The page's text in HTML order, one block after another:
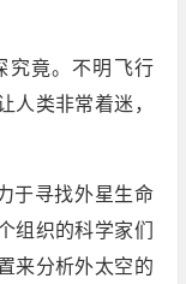
究竟。不明飞行
人类非常着迷，
于寻找外星生命
组织的科学家们
来分析外太空的